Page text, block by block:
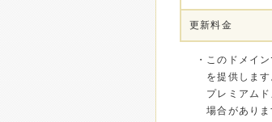
更新料金
・このドメイ
を提供します
プレミアムド
場合がありま